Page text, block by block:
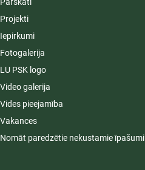
Pārskati
Projekti
Iepirkumi
Fotogalerija
LU PSK logo
Video galerija
Vides pieejamība
Vakances
Nomāt paredzētie nekustamie īpašumi